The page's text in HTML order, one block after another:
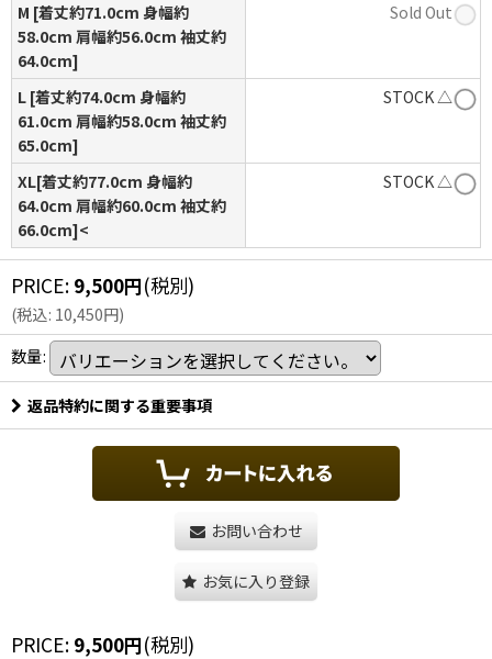
M [着丈約71.0cm 身幅約
58.0cm 肩幅約56.0cm 袖丈約
64.0cm]
Sold Out
L [着丈約74.0cm 身幅約
61.0cm 肩幅約58.0cm 袖丈約
65.0cm]
STOCK △
XL[着丈約77.0cm 身幅約
64.0cm 肩幅約60.0cm 袖丈約
66.0cm]<
STOCK △
PRICE: 9,500円(税別)
(税込: 10,450円)
数量:
返品特約に関する重要事項
お問い合わせ
お気に入り登録
PRICE: 9,500円(税別)